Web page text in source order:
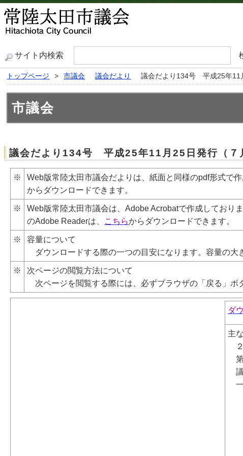
サイト内検索
トップページ > 市議会 議会だより 議会だより134号 平成25年11
市議会
議会だより134号 平成25年11月25日発行（７
※ Web版常陸太田市議会だよりは、紙面と同様のpdf形式で
からダウンロードできます。
※ Web版常陸太田市議会は、AdobeAcrobatで作成しており
のAdobe Readerは、 こちらからダウンロードできます。
※
容量について
ダウンロードする際の一つの目安になります。容量の大
※
次ページの閲覧方法について
次ページを閲覧する際には、必ずブラウザの「戻る」ボ
ダ
主
２
第
議
一
○
○
○
○
○